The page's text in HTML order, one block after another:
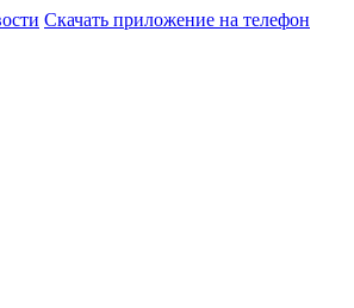
Скачать приложение на телефон